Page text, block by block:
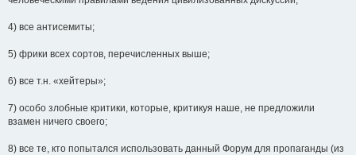
4) все антисемиты;
5) фрики всех сортов, перечисленных выше;
6) все т.н. «хейтеры»;
7) особо злобные критики, которые, критикуя наше, не предложили
взамен ничего своего;
8) все те, кто попытался использовать данный Форум для пропаганды (из